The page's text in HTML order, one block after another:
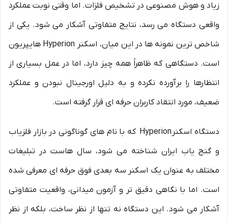
زیاد و هوش مصنوعی در تشخیص فلزات. اما وقتی نوبت عملکرد
واقعی دستگاه می رسد، نتایج متفاوتی آشکار می شود. یکی از
شاخص ترین نمونه ها در این میان، اسکنر Hyperion هایپریون
است. دستگاهی که ظاهراً همه چیز دارد، اما در عمل بسیاری از
انتظارها را برآورده نکرده و به دلیل اورجینال نبودن و عملکرد
ضعیف، مورد انتقاد کاربران حرفه ای قرار گرفته است.
دستگاه اسکنر Hyperion که با نام های گوناگونی در بازار فلزیاب
و گنج یاب ایران شناخته می شود، سال هاست در تبلیغات
مختلف به عنوان یک اسکنر سه بعدی فوق حرفه ای معرفی شده
است. اما با نگاهی دقیق تر و آزمون میدانی، واقعیت متفاوتی
آشکار می شود. این دستگاه نه تنها از نظر ساخت، بلکه از نظر